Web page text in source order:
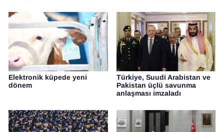
Elektronik küpede yeni
dönem
Türkiye, Suudi Arabistan ve
Pakistan üçlü savunma
anlaşması imzaladı